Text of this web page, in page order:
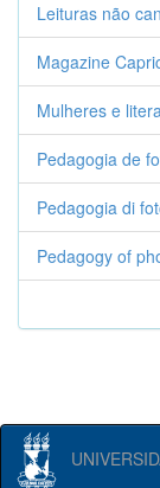
Leituras não
Magazine
Mulheres e
Pedagogia de
Pedagogia di
Pedagogy of